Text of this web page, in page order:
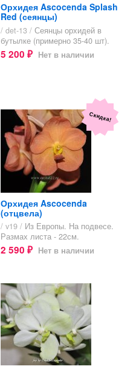
Орхидея Ascocenda Splash
Red (сеянцы)
/ det-13 / Сеянцы орхидей в
бутылке (примерно 35-40 шт).
5 200 ₽ Нет в наличии
Скидка!
Орхидея Ascocenda
(отцвела)
/ v19 / Из Европы. На подвесе.
Размах листа - 22см.
2 590 ₽ Нет в наличии